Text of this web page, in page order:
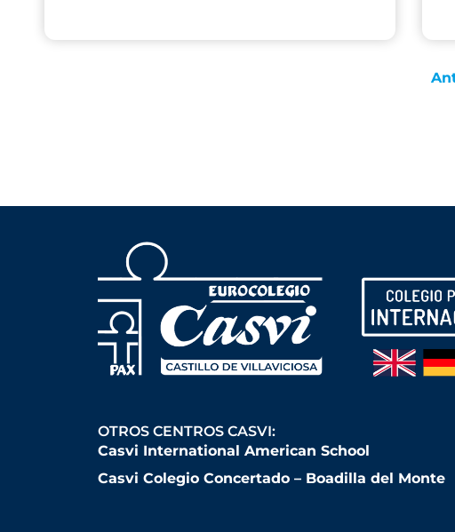
OTROS CENTROS CASVI:
Casvi International American School
Casvi Colegio Concertado – Boadilla del Monte